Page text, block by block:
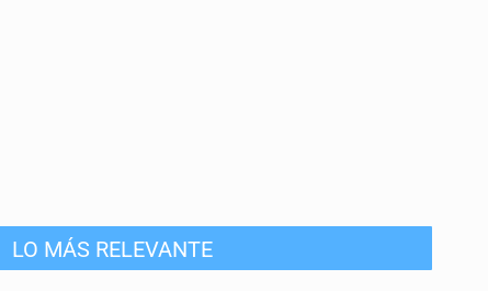
De la ocurrencia a la erosión institucional
LO MÁS RELEVANTE